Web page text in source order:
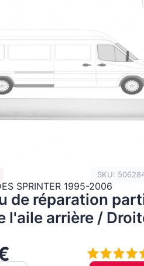
SKU:
SPRINTER 1995-2006
de réparation
l'aile arrière /